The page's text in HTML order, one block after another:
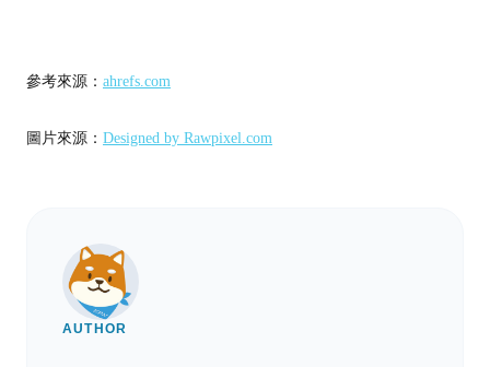
參考來源： ahrefs.com
圖片來源： Designed by Rawpixel.com
AUTHOR